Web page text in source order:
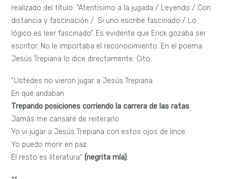
realizado del título: “Atentísimo a la jugada / Leyendo / Con
distancia y fascinación /. Si uno escribe fascinado / Lo
lógico es leer fascinado”. Es evidente que Erick gozaba ser
escritor. No le importaba el reconocimiento. En el poema
Jesús Trepiana lo dice directamente. Cito:
“Ustedes no vieron jugar a Jesús Trepiana
En qué andaban
Trepando posiciones corriendo la carrera de las ratas
Jamás me cansaré de reiterarlo
Yo vi jugar a Jesús Trepiana con estos ojos de lince
Yo puedo morir en paz
El resto es literatura”(negrita mía).